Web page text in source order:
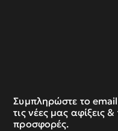
Συμπληρώστε το
τις νέες μας αφίξεις
προσφορές.